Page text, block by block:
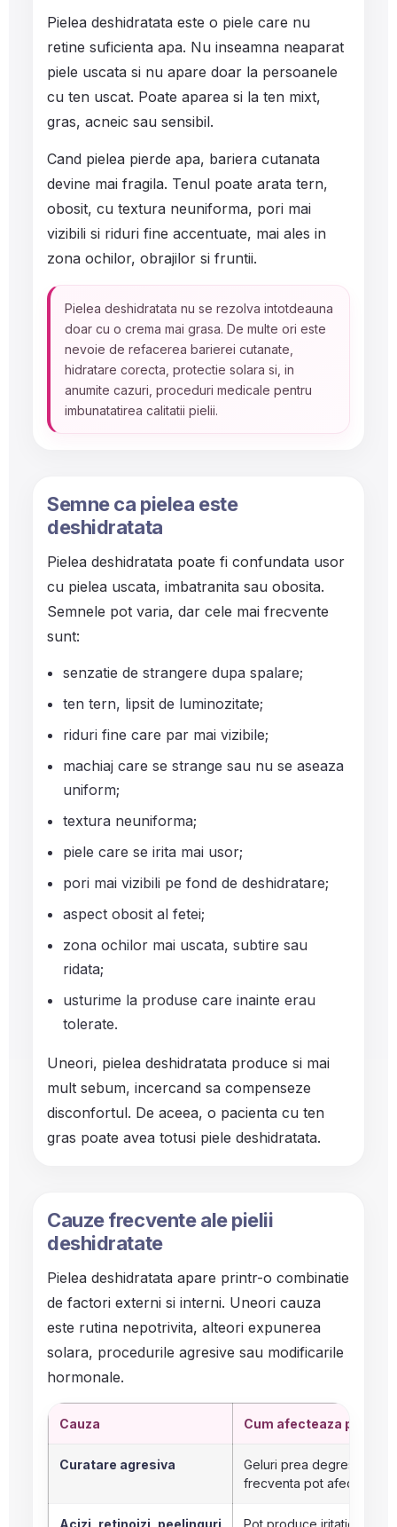
Pielea deshidratata este o piele care nu
retine suficienta apa. Nu inseamna neaparat
piele uscata si nu apare doar la persoanele
cu ten uscat. Poate aparea si la ten mixt,
gras, acneic sau sensibil.
Cand pielea pierde apa, bariera cutanata
devine mai fragila. Tenul poate arata tern,
obosit, cu textura neuniforma, pori mai
vizibili si riduri fine accentuate, mai ales in
zona ochilor, obrajilor si fruntii.
Pielea deshidratata nu se rezolva intotdeauna
doar cu o crema mai grasa. De multe ori este
nevoie de refacerea barierei cutanate,
hidratare corecta, protectie solara si, in
anumite cazuri, proceduri medicale pentru
imbunatatirea calitatii pielii.
Semne ca pielea este
deshidratata
Pielea deshidratata poate fi confundata usor
cu pielea uscata, imbatranita sau obosita.
Semnele pot varia, dar cele mai frecvente
sunt:
senzatie de strangere dupa spalare;
ten tern, lipsit de luminozitate;
riduri fine care par mai vizibile;
machiaj care se strange sau nu se aseaza
uniform;
textura neuniforma;
piele care se irita mai usor;
pori mai vizibili pe fond de deshidratare;
aspect obosit al fetei;
zona ochilor mai uscata, subtire sau
ridata;
usturime la produse care inainte erau
tolerate.
Uneori, pielea deshidratata produce si mai
mult sebum, incercand sa compenseze
disconfortul. De aceea, o pacienta cu ten
gras poate avea totusi piele deshidratata.
Cauze frecvente ale pielii
deshidratate
Pielea deshidratata apare printr-o combinatie
de factori externi si interni. Uneori cauza
este rutina nepotrivita, alteori expunerea
solara, procedurile agresive sau modificarile
hormonale.
Cauza Cum afecteaza pielea
Curatare agresiva
Geluri prea degresante,
frecventa pot afecta
Acizi, retinoizi, peelinguri Pot produce iritatie,